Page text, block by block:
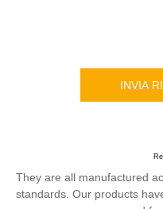
INVIA
They are all manufactured
standards. Our products